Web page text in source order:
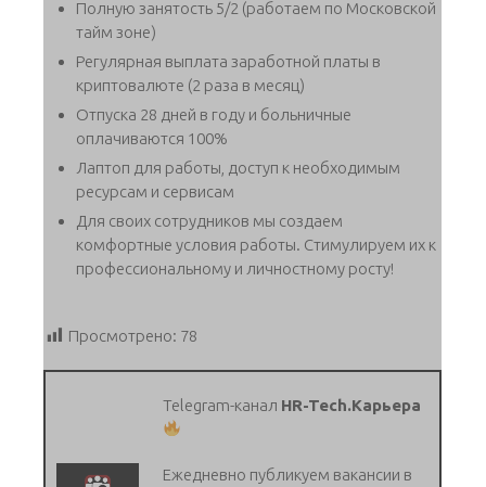
Полную занятость 5/2 (работаем по Московской
тайм зоне)
Регулярная выплата заработной платы в
криптовалюте (2 раза в месяц)
Отпуска 28 дней в году и больничные
оплачиваются 100%
Лаптоп для работы, доступ к необходимым
ресурсам и сервисам
Для своих сотрудников мы создаем
комфортные условия работы. Стимулируем их к
профессиональному и личностному росту!
Просмотрено: 78
Telegram-канал HR-Tech.Карьера
Ежедневно публикуем вакансии в